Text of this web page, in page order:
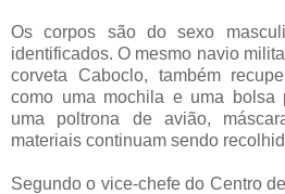
Os corpos são do sexo
identificados. O mesmo navio
corveta Caboclo, também
como uma mochila e uma bolsa
uma poltrona de avião,
materiais continuam sendo
Segundo o vice-chefe do Centro